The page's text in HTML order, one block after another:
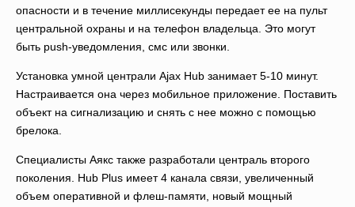
опасности и в течение миллисекунды передает ее на пульт
центральной охраны и на телефон владельца. Это могут
быть push-уведомления, смс или звонки.
Установка умной централи Ajax Hub занимает 5-10 минут.
Настраивается она через мобильное приложение. Поставить
объект на сигнализацию и снять с нее можно с помощью
брелока.
Специалисты Аякс также разработали централь второго
поколения. Hub Plus имеет 4 канала связи, увеличенный
объем оперативной и флеш-памяти, новый мощный